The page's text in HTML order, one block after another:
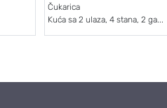
Čukarica
Kuća sa 2 ulaza, 4 stana, 2 ga...